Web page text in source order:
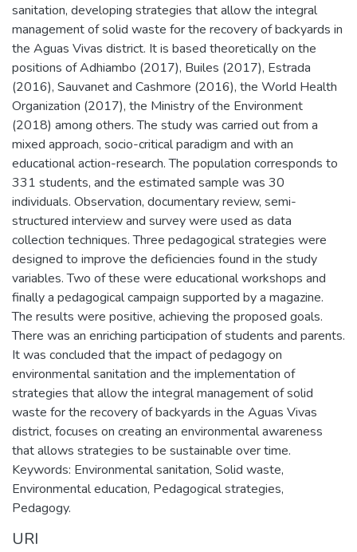
sanitation, developing strategies that allow the integral
management of solid waste for the recovery of backyards in
the Aguas Vivas district. It is based theoretically on the
positions of Adhiambo (2017), Builes (2017), Estrada
(2016), Sauvanet and Cashmore (2016), the World Health
Organization (2017), the Ministry of the Environment
(2018) among others. The study was carried out from a
mixed approach, socio-critical paradigm and with an
educational action-research. The population corresponds to
331 students, and the estimated sample was 30
individuals. Observation, documentary review, semi-
structured interview and survey were used as data
collection techniques. Three pedagogical strategies were
designed to improve the deficiencies found in the study
variables. Two of these were educational workshops and
finally a pedagogical campaign supported by a magazine.
The results were positive, achieving the proposed goals.
There was an enriching participation of students and parents.
It was concluded that the impact of pedagogy on
environmental sanitation and the implementation of
strategies that allow the integral management of solid
waste for the recovery of backyards in the Aguas Vivas
district, focuses on creating an environmental awareness
that allows strategies to be sustainable over time.
Keywords: Environmental sanitation, Solid waste,
Environmental education, Pedagogical strategies,
Pedagogy.
URI